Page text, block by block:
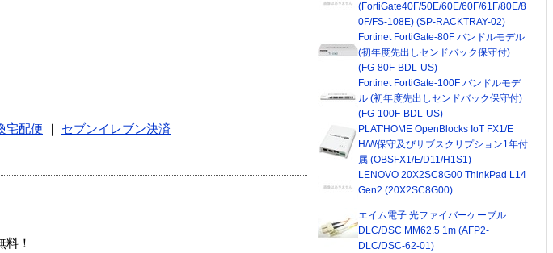
宅配便
セブンイレブン決済
！
(FortiGate40F/50E/60E/60F/61F/80E/8
0F/FS-108E) (SP-RACKTRAY-02)
Fortinet FortiGate-80F バンドルモデル
(初年度先出しセンドバック保守付)
(FG-80F-BDL-US)
Fortinet FortiGate-100F バンドルモデ
ル (初年度先出しセンドバック保守付)
(FG-100F-BDL-US)
PLAT'HOME OpenBlocks IoT FX1/E
H/W保守及びサブスクリプション1年付
属 (OBSFX1/E/D11/H1S1)
LENOVO 20X2SC8G00 ThinkPad L14
Gen2 (20X2SC8G00)
エイム電子 光ファイバーケーブル
DLC/DSC MM62.5 1m (AFP2-
DLC/DSC-62-01)